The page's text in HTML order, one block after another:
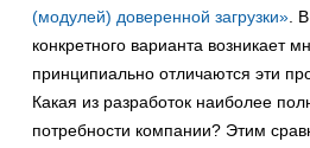
(модулей) доверенной загрузки».
конкретного варианта возникает
принципиально отличаются эти
Какая из разработок наиболее
потребности компании? Этим